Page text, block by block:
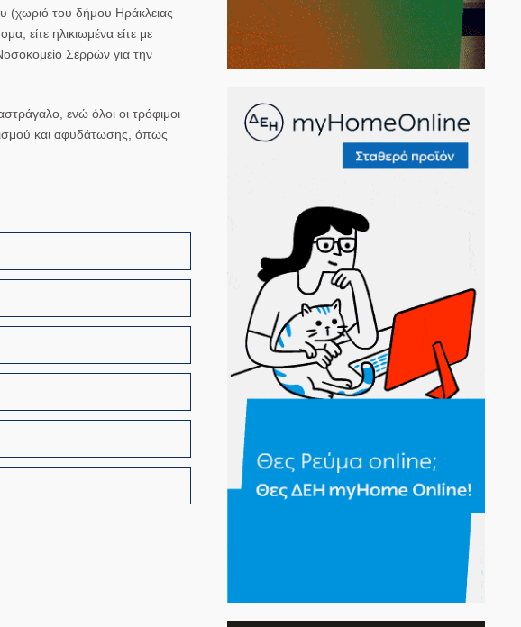
(χωριό του δήμου Ηράκλειας
είτε ηλικιωμένα είτε με
Σερρών για την
ενώ όλοι οι τρόφιμοι
και αφυδάτωσης, όπως